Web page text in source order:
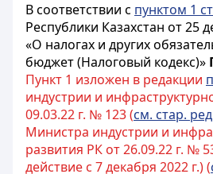
В соответствии с пунктом 1
Республики Казахстан от 25
«О налогах и других
бюджет (Налоговый кодекс)»
Пункт 1 изложен в редакции
индустрии и
09.03.22 г. № 123 (см. стар.
Министра индустрии и
развития РК от 26.09.22 г. №
действие с 7 декабря 2022 г.) (